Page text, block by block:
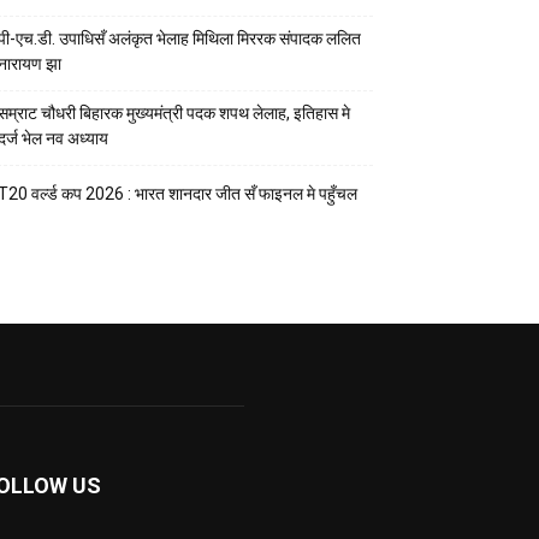
एच.डी. उपाधिसँ अलंकृत भेलाह मिथिला मिररक संपादक ललित
झा
चौधरी बिहारक मुख्यमंत्री पदक शपथ लेलाह, इतिहास मे
भेल नव अध्याय
वर्ल्ड कप 2026 : भारत शानदार जीत सँ फाइनल मे पहुँचल
US